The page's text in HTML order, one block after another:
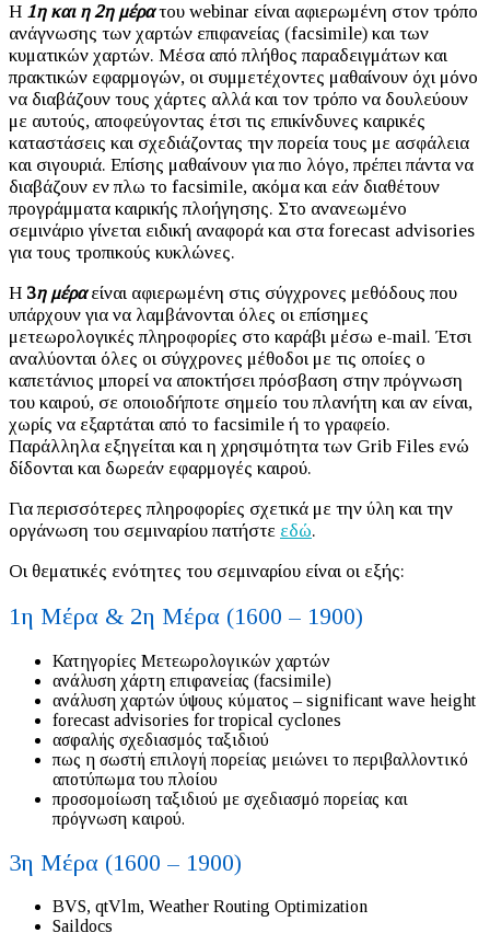
Η 1η και η 2η μέρατου webinar είναι αφιερωμένη στον τρόπο
ανάγνωσης των χαρτών επιφανείας (facsimile) και των
κυματικών χαρτών. Μέσα από πλήθος παραδειγμάτων και
πρακτικών εφαρμογών, οι συμμετέχοντες μαθαίνουν όχι μόνο
να διαβάζουν τους χάρτες αλλά και τον τρόπο να δουλεύουν
με αυτούς, αποφεύγοντας έτσι τις επικίνδυνες καιρικές
καταστάσεις και σχεδιάζοντας την πορεία τους με ασφάλεια
και σιγουριά. Επίσης μαθαίνουν για πιο λόγο, πρέπει πάντα να
διαβάζουν εν πλω το facsimile, ακόμα και εάν διαθέτουν
προγράμματα καιρικής πλοήγησης. Στο ανανεωμένο
σεμινάριο γίνεται ειδική αναφορά και στα forecast advisories
για τους τροπικούς κυκλώνες.
Η 3η μέραείναι αφιερωμένη στις σύγχρονες μεθόδους που
υπάρχουν για να λαμβάνονται όλες οι επίσημες
μετεωρολογικές πληροφορίες στο καράβι μέσω e-mail. Έτσι
αναλύονται όλες οι σύγχρονες μέθοδοι με τις οποίες ο
καπετάνιος μπορεί να αποκτήσει πρόσβαση στην πρόγνωση
του καιρού, σε οποιοδήποτε σημείο του πλανήτη και αν είναι,
χωρίς να εξαρτάται από το facsimile ή το γραφείο.
Παράλληλα εξηγείται και η χρησιμότητα των Grib Files ενώ
δίδονται και δωρεάν εφαρμογές καιρού.
Για περισσότερες πληροφορίες σχετικά με την ύλη και την
οργάνωση του σεμιναρίου πατήστε εδώ.
Οι θεματικές ενότητες του σεμιναρίου είναι οι εξής:
1η Μέρα & 2η Μέρα (1600 – 1900)
Κατηγορίες Μετεωρολογικών χαρτών
ανάλυση χάρτη επιφανείας (facsimile)
ανάλυση χαρτών ύψους κύματος – significant wave height
forecast advisories for tropical cyclones
ασφαλής σχεδιασμός ταξιδιού
πως η σωστή επιλογή πορείας μειώνει το περιβαλλοντικό
αποτύπωμα του πλοίου
προσομοίωση ταξιδιού με σχεδιασμό πορείας και
πρόγνωση καιρού.
3η Μέρα (1600 – 1900)
BVS, qtVlm, Weather Routing Optimization
Saildocs